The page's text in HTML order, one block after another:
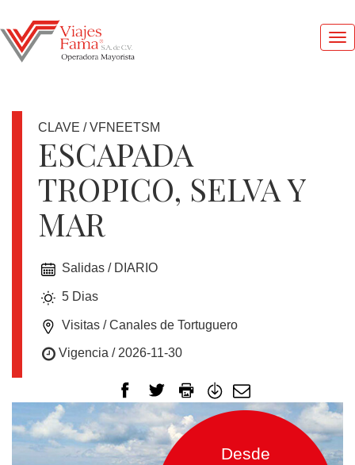
DOLAR
OFERTAS
EUROPA
CANADÁ
Y
USA
CLAVE / VFNEETSM
ESCAPADA
TROPICO, SELVA Y
MAR
Salidas / DIARIO
5 Dias
Visitas / Canales de Tortuguero
Vigencia / 2026-11-30
Desde